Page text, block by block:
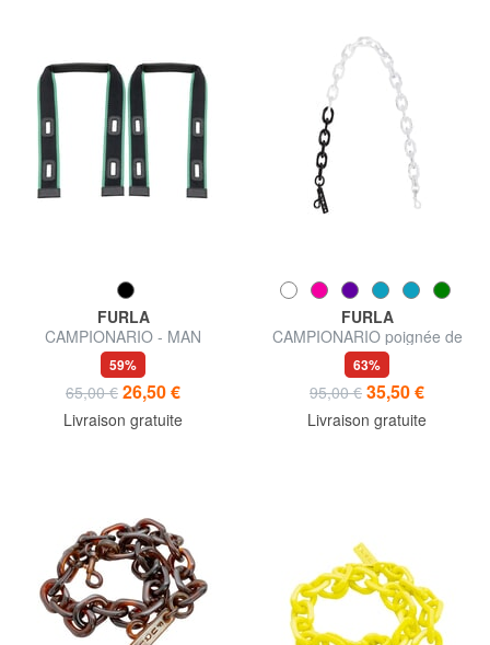
FURLA
CAMPIONARIO - MAN
poignées de sac
59%
65,00 € 26,50 €
Livraison gratuite
FURLA
CAMPIONARIO poignée de
sac
63%
95,00 € 35,50 €
Livraison gratuite